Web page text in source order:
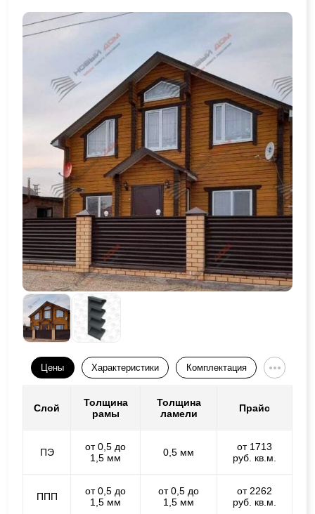
Цены Характеристики Комплектация
Слой
Толщина
рамы
Толщина
ламели
Прайс
ПЭ
от 0,5 до
1,5 мм
0,5 мм
от 1713
руб. кв.м.
ППП
от 0,5 до
1,5 мм
от 0,5 до
1,5 мм
от 2262
руб. кв.м.